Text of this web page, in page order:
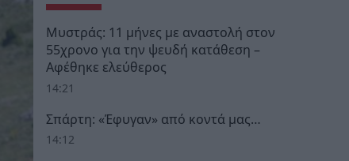
Μυστράς: 11 μήνες με αναστολή στον
55χρονο για την ψευδή κατάθεση –
Αφέθηκε ελεύθερος
14:21
Σπάρτη: «Έφυγαν» από κοντά μας…
14:12